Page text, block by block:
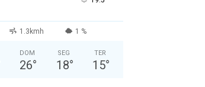
1.3kmh 1 %
DOM
26°
SEG
18°
TER
15°